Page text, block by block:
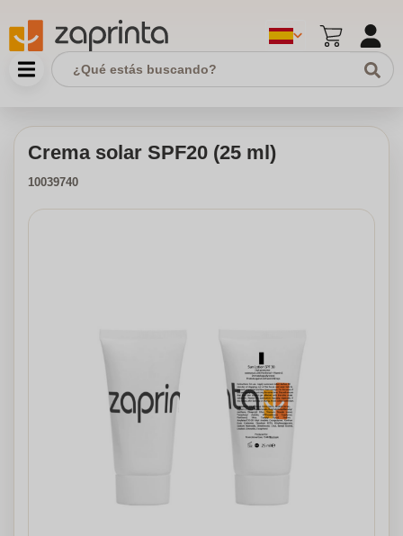
Crema solar SPF20 (25 ml)
10039740